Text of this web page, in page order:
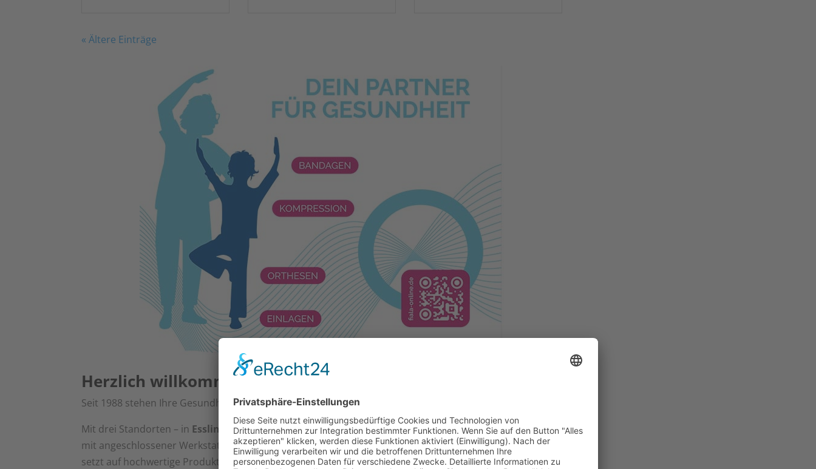
« Ältere Einträge
Herzlich willkommen im GesundheitsCenter Fiala
Seit 1988 stehen Ihre Gesundheit und Ihr Wohlbefinden bei uns im Mittelpunkt.
Mit drei Standorten – in Esslingen Stadtzentrum,Esslingen LammgartenundOstfildern-Nellingen
mit angeschlossener Werkstatt – sind wir im gesamten Neckarkreis für Sie da. Unser fachkundiges Team
setzt auf hochwertige Produkte und modernste Messtechnik, um Ihnen die bestmögliche Versorgung zu